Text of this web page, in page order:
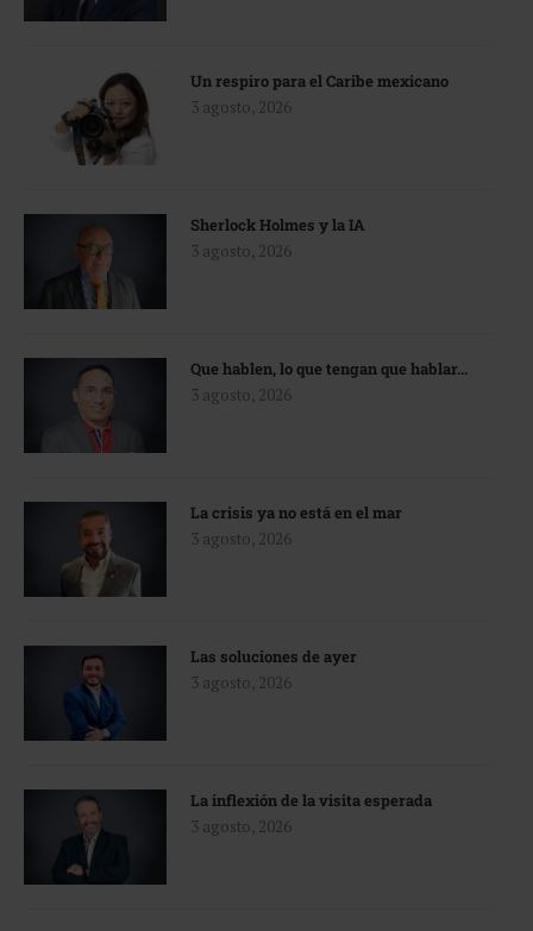
Un respiro para el Caribe mexicano
3 agosto, 2026
Sherlock Holmes y la IA
3 agosto, 2026
Que hablen, lo que tengan que hablar…
3 agosto, 2026
La crisis ya no está en el mar
3 agosto, 2026
Las soluciones de ayer
3 agosto, 2026
La inflexión de la visita esperada
3 agosto, 2026